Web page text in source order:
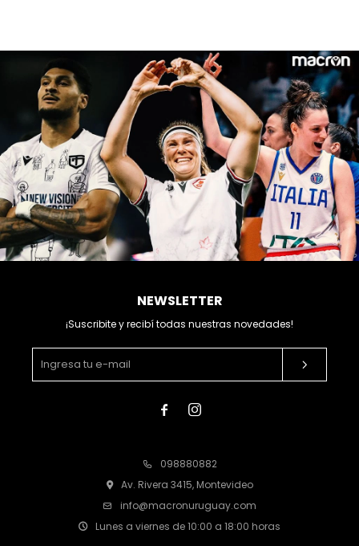
098880882
Av. Rivera 3415, Montevideo
info@macronuruguay.com
Lunes a viernes de 10:00 a 18:00 horas
NEWSLETTER
¡Suscribite y recibí todas nuestras novedades!
 